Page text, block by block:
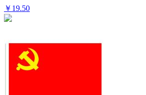
￥19.50